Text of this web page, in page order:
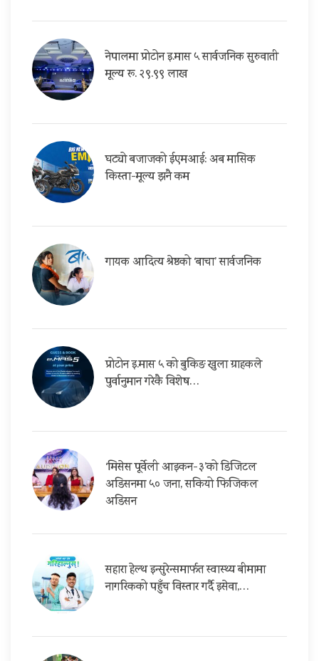
नेपालमा प्रोटोन इ.मास ५ सार्वजनिक सुरुवाती
मूल्य रू. २९.९९ लाख
घट्यो बजाजको ईएमआई: अब मासिक
किस्ता-मूल्य झनै कम
गायक आदित्य श्रेष्ठको ‘बाचा’ सार्वजनिक
प्रोटोन इ.मास ५ को बुकिङ खुला ग्राहकले
पुर्वानुमान गरेकै विशेष…
‘मिसेस पूर्वेली आइकन-३’को डिजिटल
अडिसनमा ५० जना, सकियो फिजिकल
अडिसन
सहारा हेल्थ इन्सुरेन्समार्फत स्वास्थ्य बीमामा
नागरिकको पहुँच विस्तार गर्दै इसेवा,…